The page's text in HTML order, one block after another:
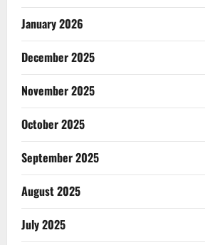
January 2026
December 2025
November 2025
October 2025
September 2025
August 2025
July 2025